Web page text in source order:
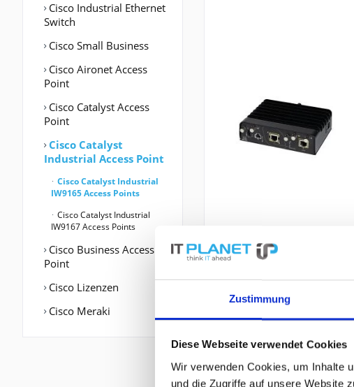
Zustimmung
Diese Webseite verwendet Cookies
Wir verwenden Cookies, um Inhalte
und die Zugriffe auf unsere Website
Cisco Industrial Ethernet
Switch
Cisco Small Business
Cisco Aironet Access
Point
Cisco Catalyst Access
Point
Cisco Catalyst
Industrial Access Point
Cisco Catalyst Industrial
IW9165 Access Points
Cisco Catalyst Industrial
IW9167 Access Points
Cisco Business Access
Point
Cisco Lizenzen
Cisco Meraki